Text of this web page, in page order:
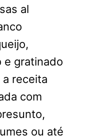
al
gratinado
a receita
com
ou até